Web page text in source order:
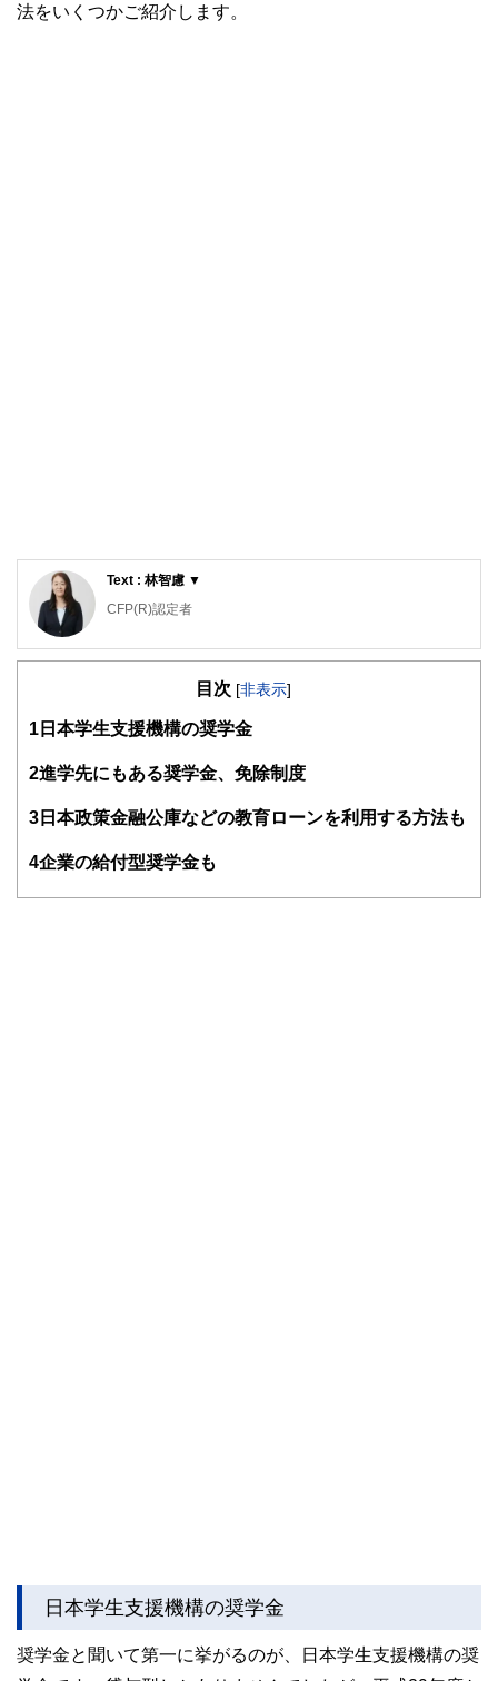
法をいくつかご紹介します。
Text : 林智慮 ▼
CFP(R)認定者
確定拠出年金相談ねっと認定FP
る。結婚で専業主婦となるが夫の独立を機に経理・総務に転
ーチング資格も習得し、金銭面だけでなく心の面からも「幸
融商品を売らない独立系ファイナンシャル・プランナー。
目次 [非表示]
1 日本学生支援機構の奨学金
2進学先にもある奨学金、免除制度
3 日本政策金融公庫などの教育ローンを利用する方法も
4企業の給付型奨学金も
日本学生支援機構の奨学金
奨学金と聞いて第一に挙がるのが、日本学生支援機構の奨